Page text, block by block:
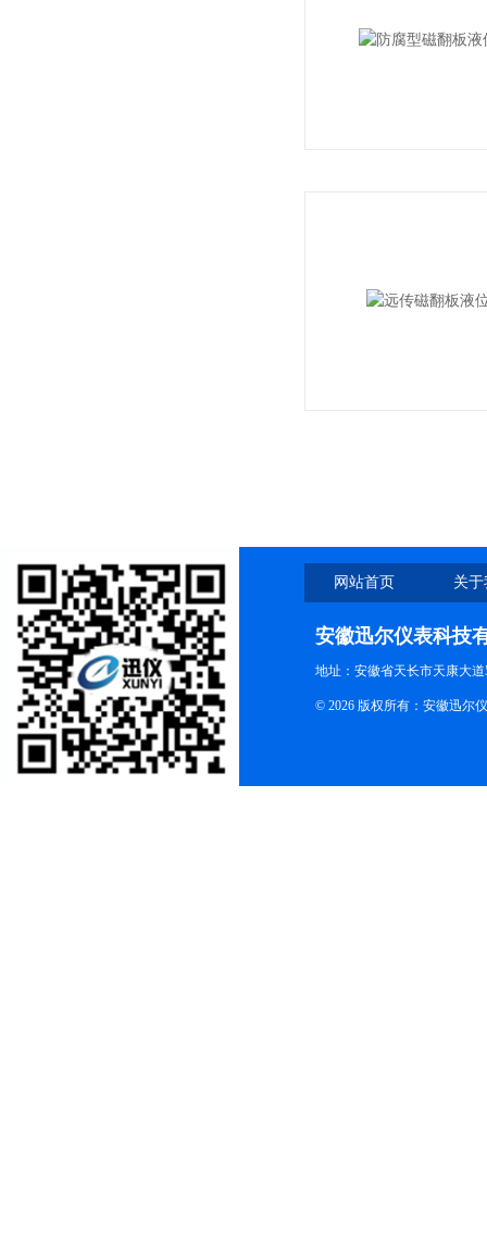
网站首页 关
安徽迅尔仪表科技
地址：安徽省天长市天康大道
© 2026 版权所有：安徽迅尔